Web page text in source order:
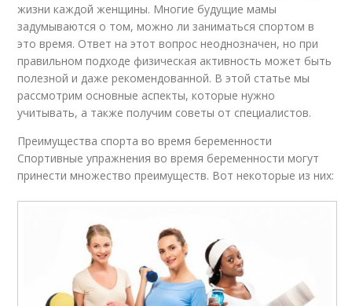
жизни каждой женщины. Многие будущие мамы
задумываются о том, можно ли заниматься спортом в
это время. Ответ на этот вопрос неоднозначен, но при
правильном подходе физическая активность может быть
полезной и даже рекомендованной. В этой статье мы
рассмотрим основные аспекты, которые нужно
учитывать, а также получим советы от специалистов.
Преимущества спорта во время беременности
Спортивные упражнения во время беременности могут
принести множество преимуществ. Вот некоторые из них: